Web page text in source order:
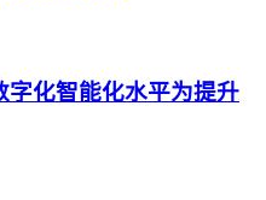
字化智能化水平为提升